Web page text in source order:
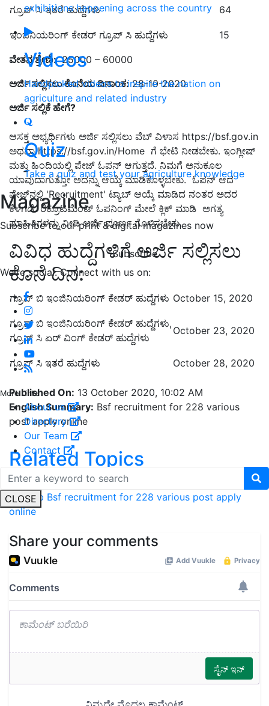
exhibitions happening across the country
Videos
Handpicked videos to inspire the nation on
agriculture and related industry
Quiz
Take a quiz and test your agriculture knowledge
Magazine
Subscribe to our print & digital magazines now
Subscribe
We're social. Connect with us on:
More Links
About us
Directory
Our Team
Contact
CLOSE
ಗ್ರೂಪ್ ಸಿ ಇತರೆ ಹುದ್ದೆಗಳು 64
ಇಂಜಿನಿಯರಿಂಗ್ ಕೇಡರ್ ಗ್ರೂಪ್‌ ಸಿ ಹುದ್ದೆಗಳು 15
ವೇತನ ಶ್ರೇಣಿ:25000 – 60000
ಅರ್ಜಿ ಸಲ್ಲಿಸಲು ಕೊನೆಯ ದಿನಾಂಕ:28-10-2020
ಅರ್ಜಿ ಸಲ್ಲಿಕೆ ಹೇಗೆ?
ಆಸಕ್ತ ಅಭ್ಯರ್ಥಿಗಳು ಅರ್ಜಿ ಸಲ್ಲಿಸಲು ವೆಬ್‌ ವಿಳಾಸ https://bsf.gov.in
ಅಥವಾ https://bsf.gov.in/Home ಗೆ ಭೇಟಿ ನೀಡಬೇಕು. ಇಂಗ್ಲೀಷ್
ಮತ್ತು ಹಿಂದಿಯಲ್ಲಿ ಪೇಜ್ ಓಪನ್ ಆಗುತ್ತದೆ. ನಿಮಗೆ ಅನುಕೂಲ
ಯಾವುದಾಗುತ್ತೋ ಅದನ್ನು ಆಯ್ಕೆ ಮಾಡಿಕೊಳ್ಳಬೇಕು. ಓಪನ್ ಆದ
ಪೇಜ್‌ನಲ್ಲಿ 'Recruitment' ಟ್ಯಾಬ್‌ ಆಯ್ಕೆ ಮಾಡಿದ ನಂತರ ಅದರ
ಕೆಳಗಡೆ ರೆಕ್ರೂಟಮೆಂಟ್ ಓಪನಿಂಗ್ ಮೇಲೆ ಕ್ಲಿಕ್ ಮಾಡಿ ಅಗತ್ಯ
ಮಾಹಿತಿಗಳನ್ನು ನೀಡಿ ಅರ್ಜಿ ಪೂರ್ಣ ಗೊಳಿಸಬೇಕು.
ವಿವಿಧ ಹುದ್ದೆಗಳಿಗೆ ಅರ್ಜಿ ಸಲ್ಲಿಸಲು
ಕೊನೆ ದಿನ:
ಗ್ರೂಪ್‌ ಬಿ ಇಂಜಿನಿಯರಿಂಗ್ ಕೇಡರ್ ಹುದ್ದೆಗಳು October 15, 2020
ಗ್ರೂಪ್‌ ಬಿ ಇಂಜಿನಿಯರಿಂಗ್ ಕೇಡರ್ ಹುದ್ದೆಗಳು,
ಗ್ರೂಪ್ ಸಿ ಏರ್ ವಿಂಗ್ ಕೇಡರ್ ಹುದ್ದೆಗಳು
October 23, 2020
ಗ್ರೂಪ್ ಸಿ ಇತರೆ ಹುದ್ದೆಗಳು October 28, 2020
Published On: 13 October 2020, 10:02 AM
English Summary: Bsf recruitment for 228 various
post apply online
Related Topics
BSF Recruitment job notification
application invited for
BSJ job Bsf recruitment for 228 various post apply
online
Share your comments